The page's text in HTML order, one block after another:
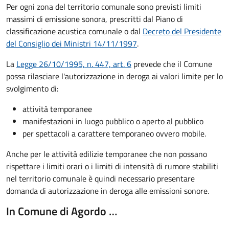
Per ogni zona del territorio comunale sono previsti limiti
massimi di emissione sonora, prescritti dal Piano di
classificazione acustica comunale o dal Decreto del Presidente
del Consiglio dei Ministri 14/11/1997.
La Legge 26/10/1995, n. 447, art. 6 prevede che il Comune
possa rilasciare l'autorizzazione in deroga ai valori limite per lo
svolgimento di:
attività temporanee
manifestazioni in luogo pubblico o aperto al pubblico
per spettacoli a carattere temporaneo ovvero mobile.
Anche per le attività edilizie temporanee che non possano
rispettare i limiti orari o i limiti di intensità di rumore stabiliti
nel territorio comunale è quindi necessario presentare
domanda di autorizzazione in deroga alle emissioni sonore.
In Comune di Agordo …